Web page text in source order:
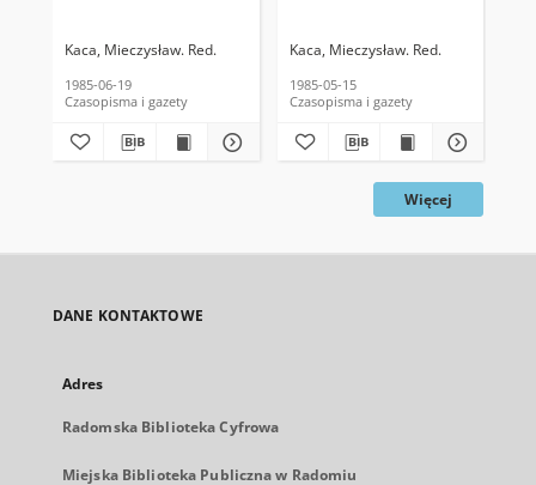
Kaca, Mieczysław. Red.
1985-06-19
Czasopisma i gazety
Kaca, Mieczysław. Red.
1985-05-15
Czasopisma i gazety
Więcej
DANE KONTAKTOWE
Adres
Radomska Biblioteka Cyfrowa
Miejska Biblioteka Publiczna w Radomiu